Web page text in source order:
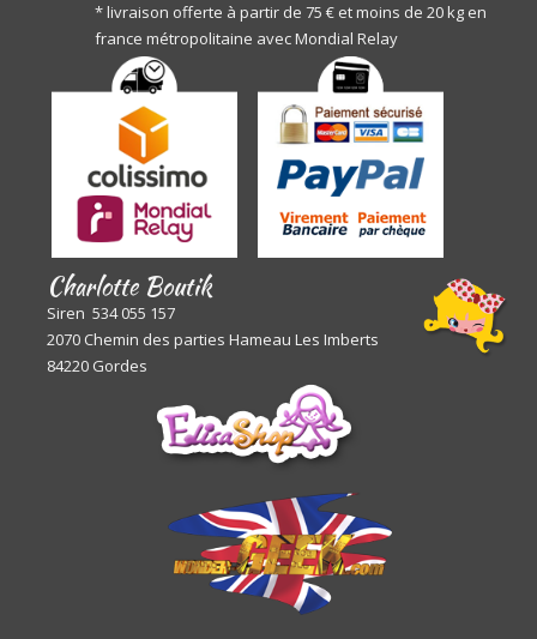
* livraison offerte à partir de 75 € et moins de 20 kg en
france métropolitaine avec Mondial Relay
Charlotte Boutik
Siren 534 055 157
2070 Chemin des parties Hameau Les Imberts
84220 Gordes